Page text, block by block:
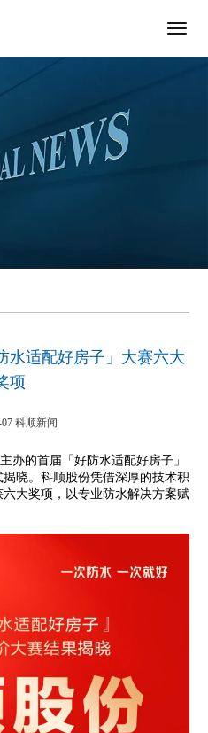
水适配好房子」大赛六大
项
科顺新闻
办的首届「好防水适配好房子」
晓。科顺股份凭借深厚的技术积
大奖项，以专业防水解决方案赋